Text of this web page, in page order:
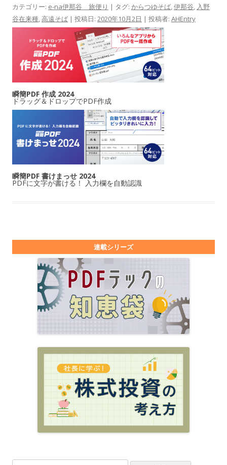
カテゴリー: e-na伊那谷 旅便り | タグ: からつゆそば,伊那谷, 入野
谷在来種,高遠そば | 投稿日: 2020年10月2日 | 投稿者: AHEntry
瞬簡PDF 作成 2024
ドラッグ＆ドロップでPDF作成
瞬簡PDF 書けまっせ 2024
PDFに文字が書ける！ 入力欄を自動認識
連載シリーズ